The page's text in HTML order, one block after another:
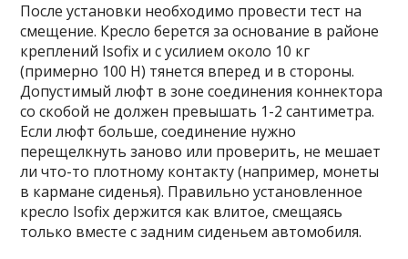
После установки необходимо провести тест на
смещение. Кресло берется за основание в районе
креплений Isofix и с усилием около 10 кг
(примерно 100 Н) тянется вперед и в стороны.
Допустимый люфт в зоне соединения коннектора
со скобой не должен превышать 1-2 сантиметра.
Если люфт больше, соединение нужно
перещелкнуть заново или проверить, не мешает
ли что-то плотному контакту (например, монеты
в кармане сиденья). Правильно установленное
кресло Isofix держится как влитое, смещаясь
только вместе с задним сиденьем автомобиля.